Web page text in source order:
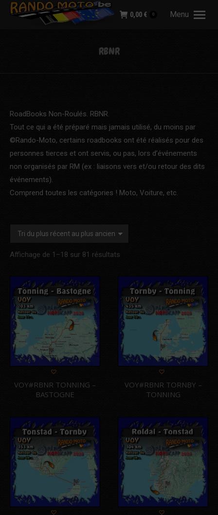
Menu
0,00 € 0
RBNR
RoadBooks Non-Roulés. RBNR.
Tout ce qui a été préparé mais jamais utilisé, du moins par
©Rando-Moto, certains roadbooks ont été réalisés pour des
personnes tierces et ont servis, ou pas, lors d’événements
non organisés par RM (ex : liaisons vers et/ou retour des dits
événements).
Comprend toutes les catégories ! Moto, Voiture, etc.
Affichage de 1–18 sur 81 résultats
récent
au
plus
ancien
VOY#RBNR TONNING –
BASTOGNE
VOY#RBNR TORNBY –
TONNING